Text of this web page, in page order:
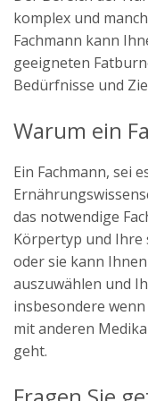
komplex und
Fachmann kann
geeigneten
Bedürfnisse und
Warum ein
Ein Fachmann, sei
das notwendige
Körpertyp und Ihre
oder sie kann
auszuwählen und
insbesondere
mit anderen
geht.